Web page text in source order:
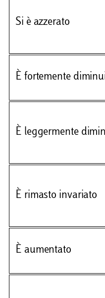
Si è azzerato
È fortemente
È leggermente
È rimasto invariato
È aumentato